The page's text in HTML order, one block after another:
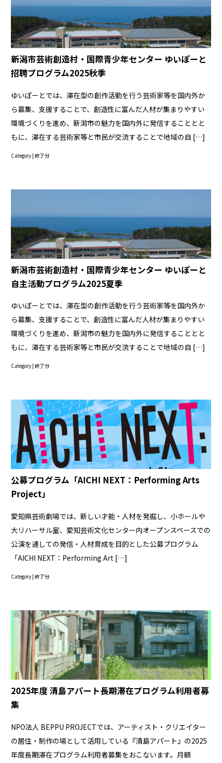
新潟市芸術創造村・国際青少年センター ゆいぽーと
招聘プログラム2025秋季
ゆいぽーとでは、滞在型の創作活動を行う芸術家等を国内外か
ら募集、支援することで、創造性に富んだ人材が集まりやすい
環境づくりを進め、新潟市の魅力を国内外に発信することとと
もに、滞在する芸術家等と市民が交流することで地域の自 […]
Category |終了分
新潟市芸術創造村・国際青少年センター ゆいぽーと
自主活動プログラム2025夏季
ゆいぽーとでは、滞在型の創作活動を行う芸術家等を国内外か
ら募集、支援することで、創造性に富んだ人材が集まりやすい
環境づくりを進め、新潟市の魅力を国内外に発信することとと
もに、滞在する芸術家等と市民が交流することで地域の自 […]
Category |終了分
公募プログラム「AICHI NEXT：Performing Arts
Project」
愛知県芸術劇場では、新しい才能・人材を発掘し、小ホールや
大リハーサル室、愛知芸術文化センター内オープンスペースでの
公演を通しての発信・人材育成を目的とした公募プログラム
「AICHI NEXT：Performing Art […]
Category |終了分
2025年度 清島アパート長期滞在プログラム利用者募
集
NPO法人 BEPPU PROJECTでは、アーティスト・クリエイター
の居住・制作の場として活用している『清島アパート』の2025
年度長期滞在プログラム利用者募集をおこないます。月額